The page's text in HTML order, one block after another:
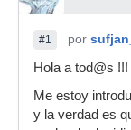
#1 por
Hola a tod@s !!!
Me estoy
y la verdad es